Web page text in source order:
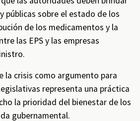
públicas sobre el estado de los
de los medicamentos y la
las EPS y las empresas
la crisis como argumento para
representa una práctica
la prioridad del bienestar de los
gubernamental.